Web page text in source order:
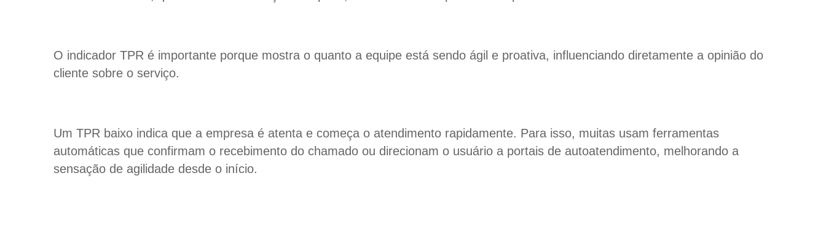
O indicador TPR é importante porque mostra o quanto a equipe está sendo ágil e proativa, influenciando diretamente a opinião do
cliente sobre o serviço.
Um TPR baixo indica que a empresa é atenta e começa o atendimento rapidamente. Para isso, muitas usam ferramentas
automáticas que confirmam o recebimento do chamado ou direcionam o usuário a portais de autoatendimento, melhorando a
sensação de agilidade desde o início.